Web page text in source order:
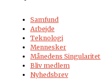
Samfund
Arbejde
Teknologi
Mennesker
Månedens Singularitet
Bliv medlem
Nyhedsbrev